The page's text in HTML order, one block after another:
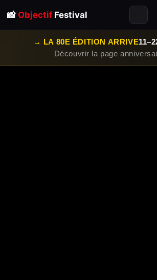
📸 ObjectifFestival
→ LA 80E ÉDITION ARRIVE
Découvrir la page